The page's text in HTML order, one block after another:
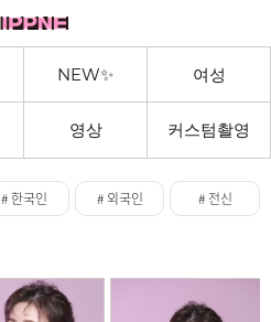
NEW✨ 여성
영상 커스텀촬영
# 한국인 # 외국인 # 전신